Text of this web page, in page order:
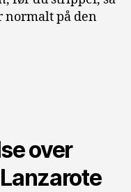
normalt på den
over